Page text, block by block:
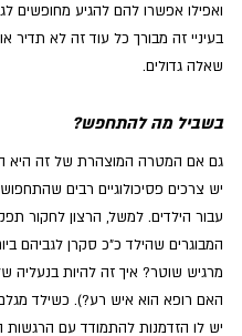
ואפילו אפשרו להם להגיע מחופשים
בעיניי זה מבורך כל עוד זה לא תדיר
שאלה גדולים.
בשביל מה להתחפש?
גם אם המטרה המוצהרת של זה היא
יש צרכים פסיכולוגיים רבים
עבור הילדים. למשל, הרצון לחקור
המבוגרים שהילד כ"כ סקרן לגביהם
מרגיש שוטר? איך זה להיות בנעליה
האם רופא הוא איש רע?). כשילד
יש לו הזדמנות להתמודד עם הרגשות